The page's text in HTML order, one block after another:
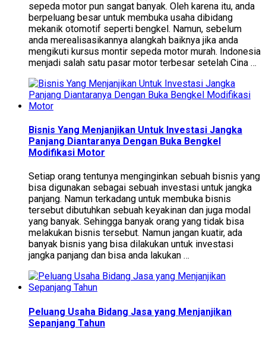
sepeda motor pun sangat banyak. Oleh karena itu, anda
berpeluang besar untuk membuka usaha dibidang
mekanik otomotif seperti bengkel. Namun, sebelum
anda merealisasikannya alangkah baiknya jika anda
mengikuti kursus montir sepeda motor murah. Indonesia
menjadi salah satu pasar motor terbesar setelah Cina …
Bisnis Yang Menjanjikan Untuk Investasi Jangka
Panjang Diantaranya Dengan Buka Bengkel
Modifikasi Motor
Setiap orang tentunya menginginkan sebuah bisnis yang
bisa digunakan sebagai sebuah investasi untuk jangka
panjang. Namun terkadang untuk membuka bisnis
tersebut dibutuhkan sebuah keyakinan dan juga modal
yang banyak. Sehingga banyak orang yang tidak bisa
melakukan bisnis tersebut. Namun jangan kuatir, ada
banyak bisnis yang bisa dilakukan untuk investasi
jangka panjang dan bisa anda lakukan …
Peluang Usaha Bidang Jasa yang Menjanjikan
Sepanjang Tahun